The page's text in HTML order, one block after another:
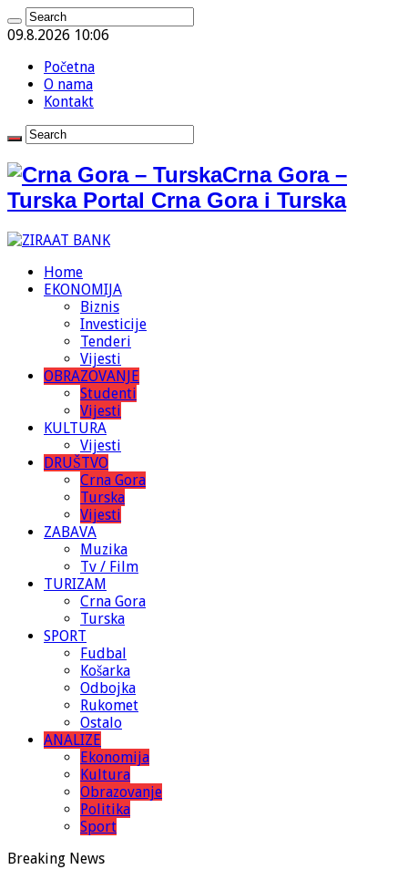
09.8.2026 10:06
Početna
O nama
Kontakt
Crna Gora –
Turska Portal Crna Gora i Turska
Home
EKONOMIJA
Biznis
Investicije
Tenderi
Vijesti
OBRAZOVANJE
Studenti
Vijesti
KULTURA
Vijesti
DRUŠTVO
Crna Gora
Turska
Vijesti
ZABAVA
Muzika
Tv / Film
TURIZAM
Crna Gora
Turska
SPORT
Fudbal
Košarka
Odbojka
Rukomet
Ostalo
ANALIZE
Ekonomija
Kultura
Obrazovanje
Politika
Sport
Breaking News